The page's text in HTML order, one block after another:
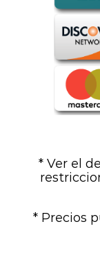
* Ver el
* Precios